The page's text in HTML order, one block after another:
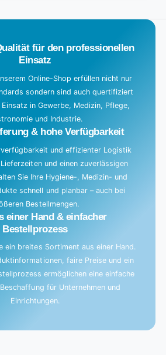
für den professionellen
Einsatz
Online-Shop erfüllen nicht nur
sondern sind auch quertifiziert
in Gewerbe, Medizin, Pflege,
und Industrie.
& hohe Verfügbarkeit
und effizienter Logistik
und einen zuverlässigen
Sie Ihre Hygiene-, Medizin- und
schnell und planbar – auch bei
Bestellmengen.
einer Hand & einfacher
Bestellprozess
ein breites Sortiment aus einer Hand.
faire Preise und ein
ermöglichen eine einfache
für Unternehmen und
Einrichtungen.